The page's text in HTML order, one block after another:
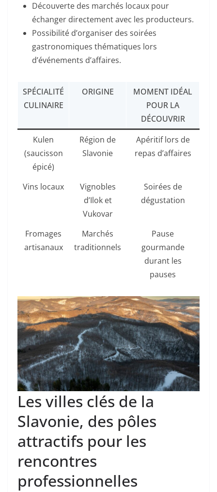
Découverte des marchés locaux pour
échanger directement avec les producteurs.
Possibilité d’organiser des soirées
gastronomiques thématiques lors
d’événements d’affaires.
SPÉCIALITÉ
CULINAIRE
ORIGINE
MOMENT IDÉAL
POUR LA
DÉCOUVRIR
Kulen
(saucisson
épicé)
Région de
Slavonie
Apéritif lors de
repas d’affaires
Vins locaux
Vignobles
d’Ilok et
Vukovar
Soirées de
dégustation
Fromages
artisanaux
Marchés
traditionnels
Pause
gourmande
durant les
pauses
Les villes clés de la
Slavonie, des pôles
attractifs pour les
rencontres
professionnelles